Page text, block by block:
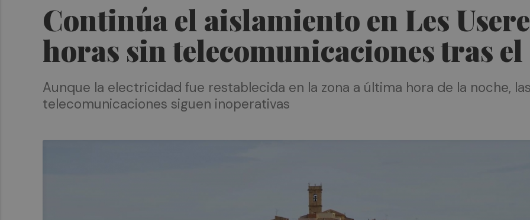
Continúa el aislamiento en Les
horas sin telecomunicaciones tras
Aunque la electricidad fue restablecida en la zona a última hora de la noche,
telecomunicaciones siguen inoperativas